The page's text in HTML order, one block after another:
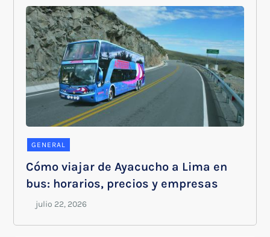
GENERAL
Cómo viajar de Ayacucho a Lima en
bus: horarios, precios y empresas